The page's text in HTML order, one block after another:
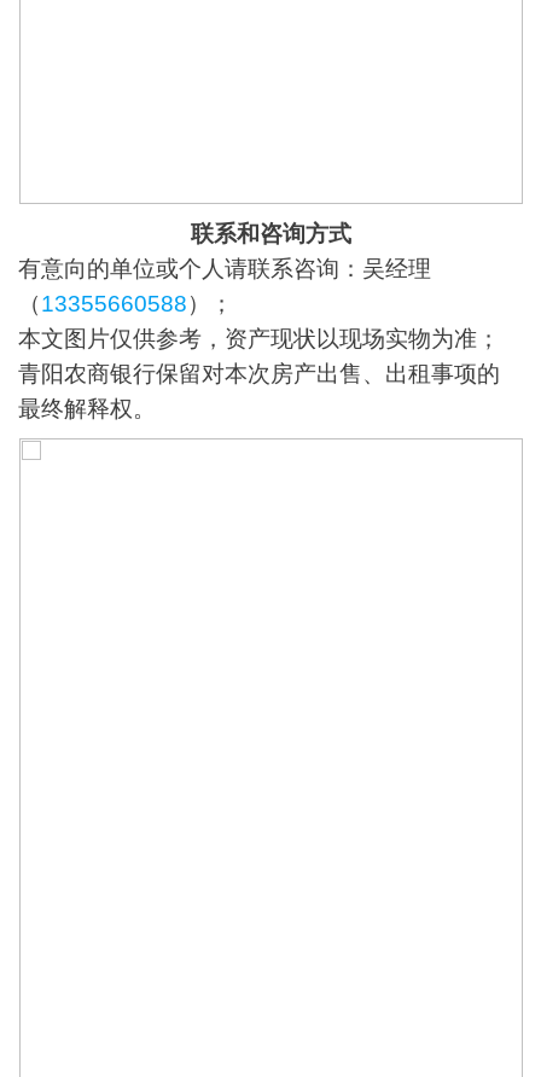
联系和咨询方式
有意向的单位或个人请联系咨询：吴经理
（13355660588）；
本文图片仅供参考，资产现状以现场实物为准；
青阳农商银行保留对本次房产出售、出租事项的
最终解释权。